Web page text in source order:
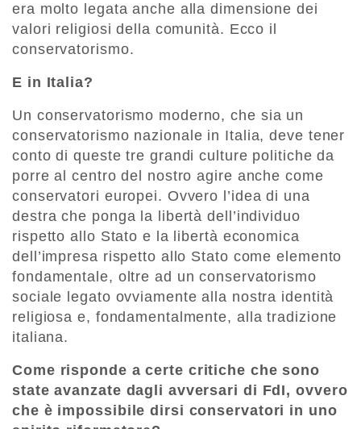
era molto legata anche alla dimensione dei
valori religiosi della comunità. Ecco il
conservatorismo.
E in Italia?
Un conservatorismo moderno, che sia un
conservatorismo nazionale in Italia, deve tener
conto di queste tre grandi culture politiche da
porre al centro del nostro agire anche come
conservatori europei. Ovvero l’idea di una
destra che ponga la libertà dell’individuo
rispetto allo Stato e la libertà economica
dell’impresa rispetto allo Stato come elemento
fondamentale, oltre ad un conservatorismo
sociale legato ovviamente alla nostra identità
religiosa e, fondamentalmente, alla tradizione
italiana.
Come risponde a certe critiche che sono
state avanzate dagli avversari di FdI, ovvero
che è impossibile dirsi conservatori in uno